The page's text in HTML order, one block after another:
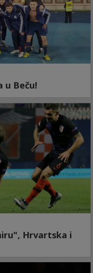
u Beču!
Hrvartska i